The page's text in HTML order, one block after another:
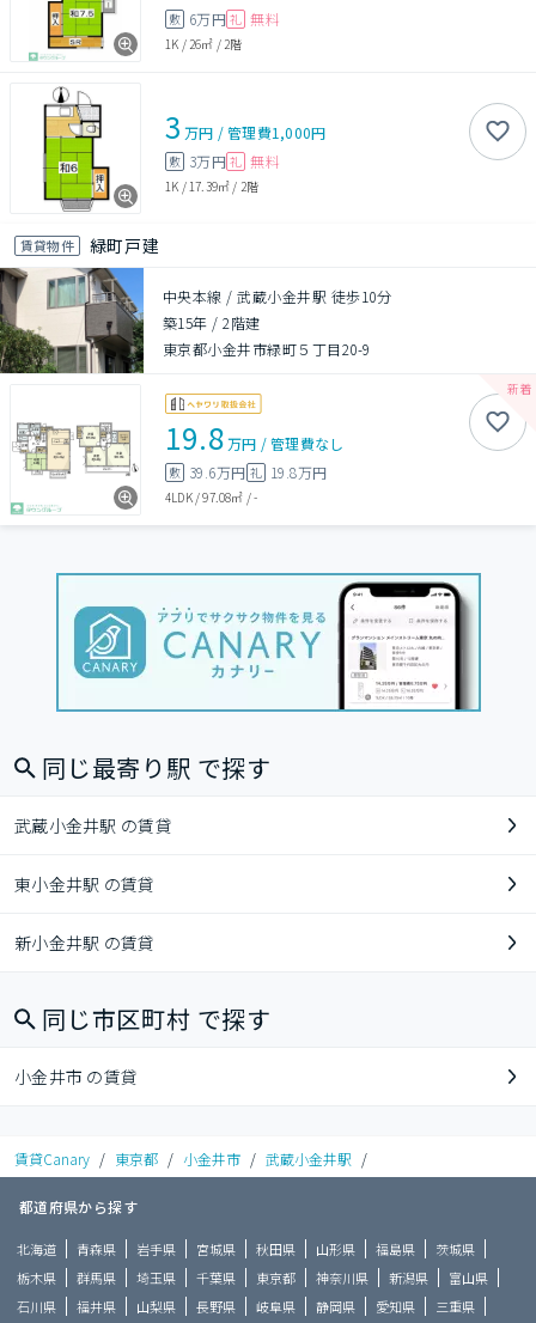
敷 6万円 礼 無料
1K /26㎡ /2階
3 万円 /管理費1,000円
敷 3万円 礼 無料
1K / 17.39㎡ / 2階
賃貸物件 緑町戸建
中央本線 / 武蔵小金井駅 徒歩10分
築15年 /2階建
東京都小金井市緑町５丁目20-9
19.8万円 /管理費なし
敷 39.6万円 礼 19.8万円
4LDK/97.08㎡ /-
同じ最寄り駅 で探す
武蔵小金井駅 の賃貸
東小金井駅 の賃貸
新小金井駅 の賃貸
同じ市区町村 で探す
小金井市 の賃貸
賃貸Canary / 東京都 / 小金井市 / 武蔵小金井駅 /
都道府県から探す
北海道 青森県 岩手県 宮城県 秋田県 山形県 福島県
茨城県
栃木県
群馬県 埼玉県 千葉県 東京都 神奈川県 新潟県
富山県
石川県
福井県 山梨県 長野県 岐阜県 静岡県 愛知県 三重県